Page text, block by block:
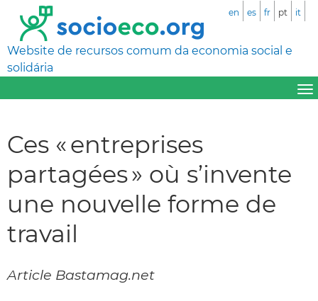
Website de recursos comum da economia social e
solidária
en es fr pt it
Ces « entreprises
partagées » où s’invente
une nouvelle forme de
travail
Article Bastamag.net